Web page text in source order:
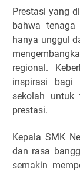
Prestasi yang
bahwa
hanya unggul
regional.
inspirasi bagi
sekolah untuk
prestasi.
Kepala SMK
dan rasa
semakin